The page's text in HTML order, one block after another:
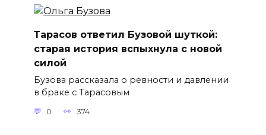
Тарасов ответил Бузовой шуткой:
старая история вспыхнула с новой
силой
Бузова рассказала о ревности и давлении
в браке с Тарасовым
0 374